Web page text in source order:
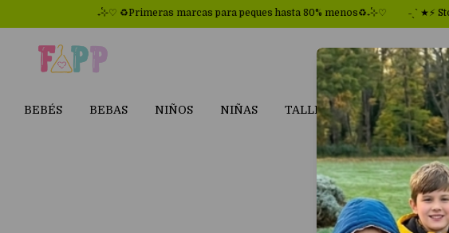
₊˚⊹♡ ♻Primeras marcas para peques hasta 80% menos♻₊˚⊹♡ ˗ˏˋ ★⚡ Stock
BEBÉS BEBAS NIÑOS NIÑAS TALLES GRANDES